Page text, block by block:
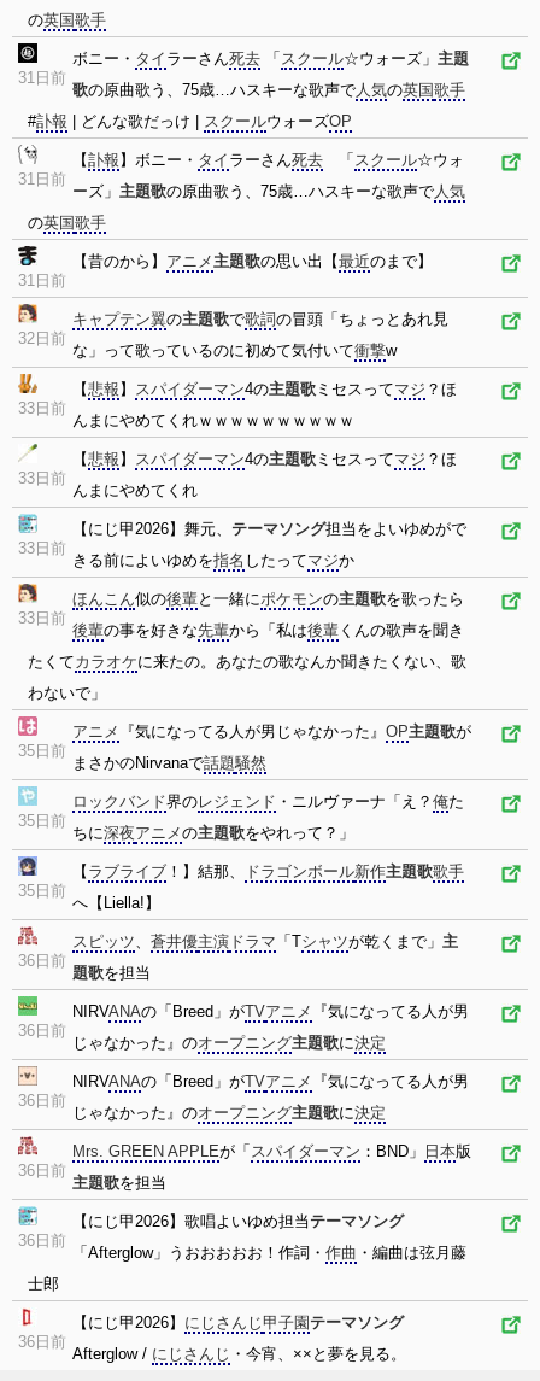
の英国歌手
31日前
ボニー・ タイ ラーさん死去 「 スクール☆ウォーズ」 主題
歌の原曲歌う、75歳…ハスキーな歌声で人気の英国歌手
#訃報 | どんな歌だっけ | スクールウォーズOP
31日前
【訃報 】ボニー・ タイ ラーさん死去 「 スクール☆ウォ
ーズ」 主題歌の原曲歌う、75歳…ハスキーな歌声で人気
の英国歌手
31日前
【昔のから】 アニメ主題歌の思い出【最近のまで】
32日前
キャプテン翼の主題歌で歌詞の冒頭「ちょっとあれ見
な」って歌っているのに初めて気付いて衝撃w
33日前
【悲報 】 スパイダーマン4の主題歌 ミセスってマジ ？ほ
んまにやめてくれｗｗｗｗｗｗｗｗｗｗ
33日前
【悲報 】 スパイダーマン4の主題歌 ミセスってマジ ？ほ
んまにやめてくれ
33日前
【にじ甲2026】舞元、 テーマソング担当をよいゆめがで
きる前によいゆめを指名 したってマジか
33日前
ほんこん似の後輩と一緒にポケモンの主題歌を歌ったら
後輩の事を好きな先輩から「私は後輩 くんの歌声を聞き
たくてカラオケに来たの。あなたの歌なんか聞きたくない、歌
わないで」
35日前
アニメ 『気になってる人が男じゃなかった』 OP主題歌が
まさかのNirvanaで話題騒然
35日前
ロックバンド界のレジェンド ・ニルヴァーナ「え？ 俺た
ちに深夜アニメの主題歌をやれって？」
35日前
【 ラブライブ ！】結那、 ドラゴンボール新作主題歌歌手
へ【Liella!】
36日前
スピッツ、 蒼井優主演 ドラマ 「Tシャツが乾くまで」 主
題歌を担当
36日前
NIRVANAの「Breed」がTVアニメ
『気になってる人が男
じゃなかった』のオープニング主題歌に決定
36日前
NIRVANAの「Breed」がTVアニメ
『気になってる人が男
じゃなかった』のオープニング主題歌に決定
36日前
Mrs. GREEN APPLEが「 スパイダーマン ：BND」 日本版
主題歌を担当
36日前
【にじ甲2026】歌唱よいゆめ担当 テーマソング
「Afterglow」うおおおおお！作詞・ 作曲 ・編曲は弦月藤
士郎
36日前
【にじ甲2026】 にじさんじ甲子園 テーマソング
Afterglow / にじさんじ ・今宵、××と夢を見る。